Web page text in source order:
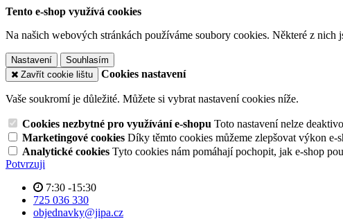
Tento e-shop využívá cookies
Na našich webových stránkách používáme soubory cookies. Některé z
Nastavení
Souhlasím
Zavřít cookie lištu
Cookies nastavení
Vaše soukromí je důležité. Můžete si vybrat nastavení cookies níže.
Cookies nezbytné pro využívání e-shopu Toto nastavení nelze
Marketingové cookies Díky těmto cookies můžeme zlepšovat výkon
Analytické cookies Tyto cookies nám pomáhají pochopit, jak e-shop
Potvrzuji
7:30 -15:30
725 036 330
objednavky@jipa.cz